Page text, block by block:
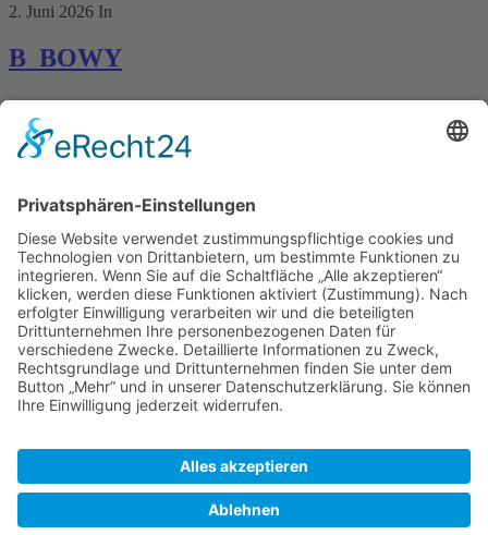
2. Juni 2026 In
B_BOWY
Kontakt
Königstraße 28
70173 Stuttgart
T: 0711 29 39 20
kontakt@kaestner-stuttgart.de
Unsere Öffnungszeiten
Montag bis Samstag:
10:00 Uhr – 19:00 Uhr
Pflichtangaben
Impressum
Datenschutzerklärung
Kontakt